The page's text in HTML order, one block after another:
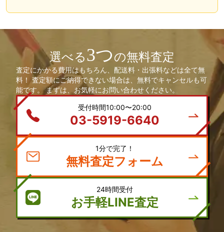
選べる3つの無料査定
査定にかかる費用はもちろん、配送料・出張料などは全て無
料！ 査定額にご納得できない場合は、無料でキャンセルも可
能です。 まずは、お気軽にお問い合わせください。
受付時間10:00〜20:00
03-5919-6640
1分で完了！
無料査定フォーム
24時間受付
お手軽LINE査定